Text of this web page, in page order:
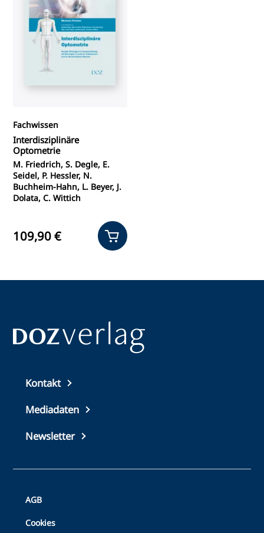
Fachwissen
Interdisziplinäre
Optometrie
M. Friedrich, S. Degle, E.
Seidel, P. Hessler, N.
Buchheim-Hahn, L. Beyer, J.
Dolata, C. Wittich
109,90 €
Top
footer
Kontakt
Mediadaten
Newsletter
Bottom
Footer
AGB
Cookies